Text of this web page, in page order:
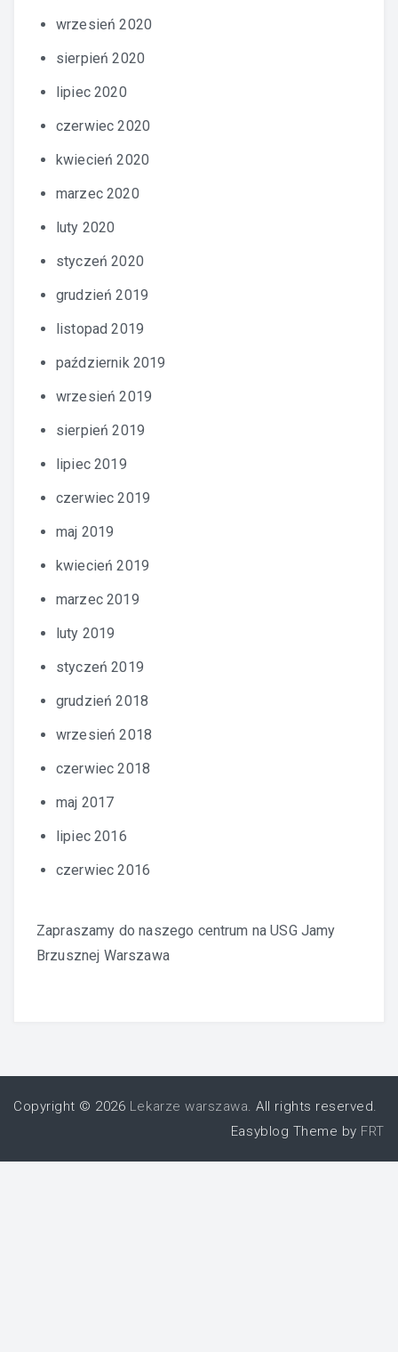
wrzesień 2020
sierpień 2020
lipiec 2020
czerwiec 2020
kwiecień 2020
marzec 2020
luty 2020
styczeń 2020
grudzień 2019
listopad 2019
październik 2019
wrzesień 2019
sierpień 2019
lipiec 2019
czerwiec 2019
maj 2019
kwiecień 2019
marzec 2019
luty 2019
styczeń 2019
grudzień 2018
wrzesień 2018
czerwiec 2018
maj 2017
lipiec 2016
czerwiec 2016
Zapraszamy do naszego centrum naUSG Jamy
Brzusznej Warszawa
Copyright © 2026 Lekarze warszawa. All rights reserved.
Easyblog Theme by FRT